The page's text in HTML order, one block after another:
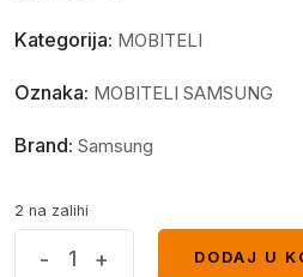
Kategorija: MOBITELI
Oznaka: MOBITELI SAMSUNG
Brand: Samsung
2 na zalihi
- +
DODAJ U